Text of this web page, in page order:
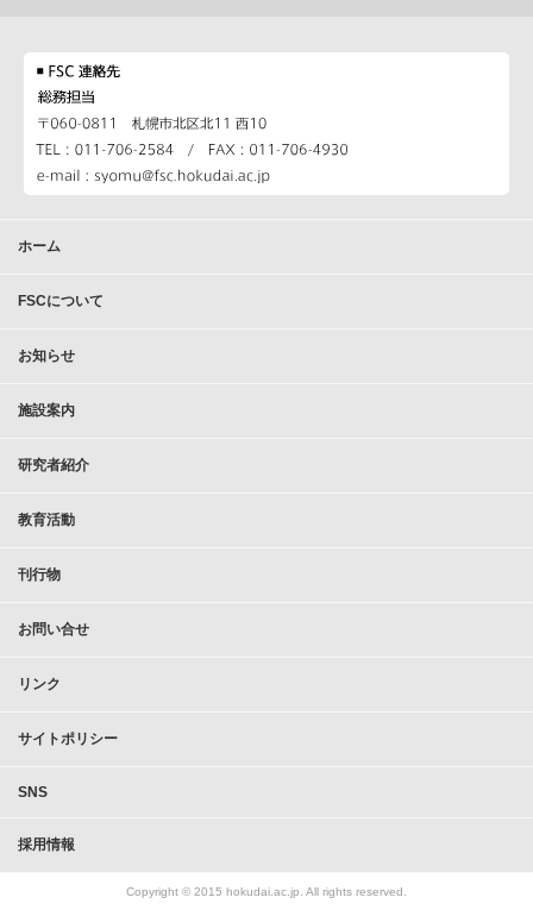
ホーム
FSCについて
お知らせ
施設案内
研究者紹介
教育活動
刊行物
お問い合せ
リンク
サイトポリシー
SNS
採用情報
Copyright © 2015 hokudai.ac.jp. All rights reserved.